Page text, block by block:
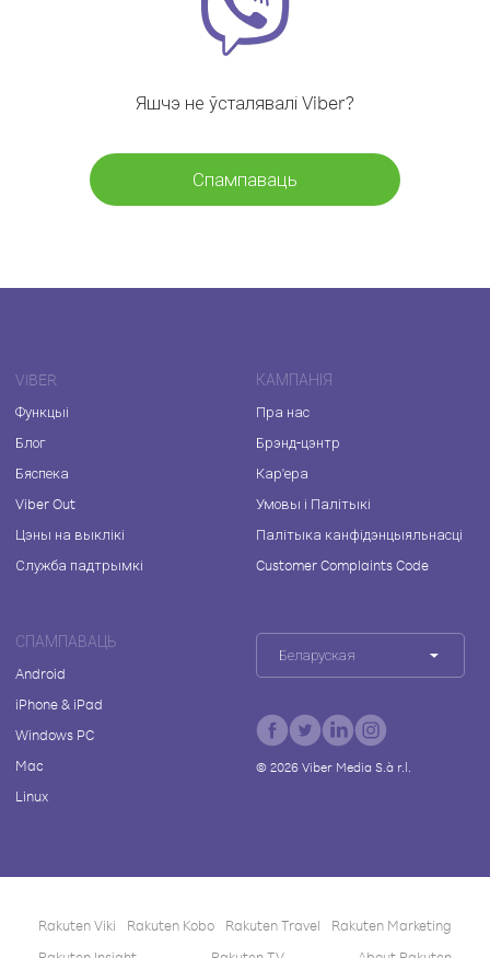
Яшчэ не ўсталявалі Viber?
Спампаваць
VIBER
Функцыі
Блог
Бяспека
Viber Out
Цэны на выклікі
Служба падтрымкі
КАМПАНІЯ
Пра нас
Брэнд-цэнтр
Кар'ера
Умовы і Палітыкі
Палітыка канфідэнцыяльнасці
Customer Complaints Code
СПАМПАВАЦЬ
Android
iPhone & iPad
Windows PC
Mac
Linux
Беларуская
© 2026Viber Media S.à r.l.
Rakuten Viki Rakuten Kobo Rakuten Travel
Rakuten Marketing